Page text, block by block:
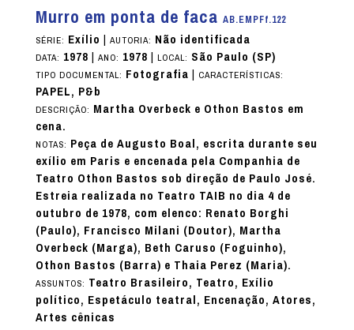
Murro em ponta de faca AB.EMPFf.122
SÉRIE: Exílio | AUTORIA: Não identificada
DATA: 1978| ANO: 1978| LOCAL: São Paulo (SP)
TIPO DOCUMENTAL: Fotografia| CARACTERÍSTICAS:
PAPEL, P&b
DESCRIÇÃO: Martha Overbeck e Othon Bastos em
cena.
NOTAS: Peça de Augusto Boal, escrita durante seu
exílio em Paris e encenada pela Companhia de
Teatro Othon Bastos sob direção de Paulo José.
Estreia realizada no Teatro TAIB no dia 4 de
outubro de 1978, com elenco: Renato Borghi
(Paulo), Francisco Milani (Doutor), Martha
Overbeck (Marga), Beth Caruso (Foguinho),
Othon Bastos (Barra) e Thaia Perez (Maria).
ASSUNTOS: Teatro Brasileiro, Teatro, Exílio
político, Espetáculo teatral, Encenação, Atores,
Artes cênicas